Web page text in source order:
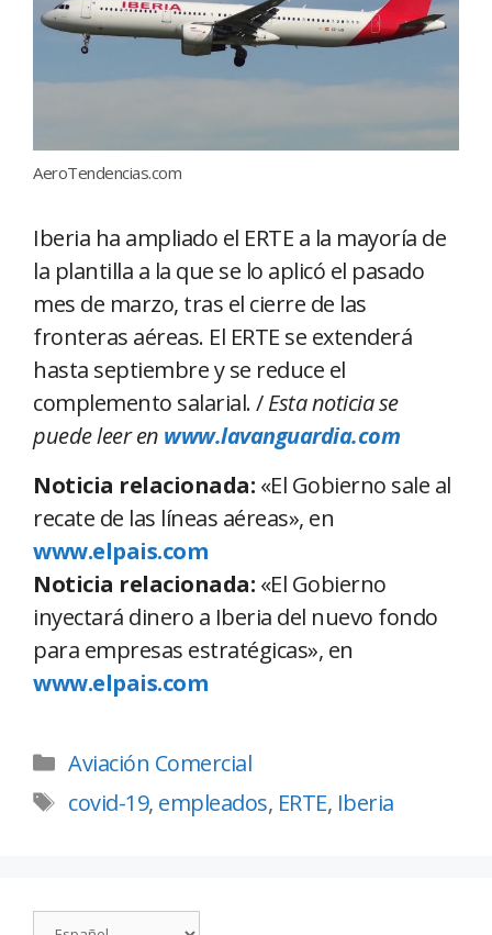
AeroTendencias.com
Iberia ha ampliado el ERTE a la mayoría de
la plantilla a la que se lo aplicó el pasado
mes de marzo, tras el cierre de las
fronteras aéreas. El ERTE se extenderá
hasta septiembre y se reduce el
complemento salarial. /Esta noticia se
puede leer en www.lavanguardia.com
Noticia relacionada: «El Gobierno sale al
recate de las líneas aéreas», en
www.elpais.com
Noticia relacionada: «El Gobierno
inyectará dinero a Iberia del nuevo fondo
para empresas estratégicas», en
www.elpais.com
Aviación Comercial
covid-19, empleados, ERTE, Iberia